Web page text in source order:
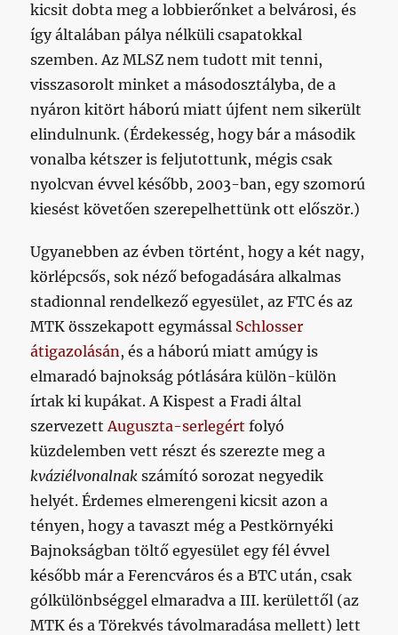
kicsit dobta meg a lobbierőnket a belvárosi, és
így általában pálya nélküli csapatokkal
szemben. Az MLSZ nem tudott mit tenni,
visszasorolt minket a másodosztályba, de a
nyáron kitört háború miatt újfent nem sikerült
elindulnunk. (Érdekesség, hogy bár a második
vonalba kétszer is feljutottunk, mégis csak
nyolcvan évvel később, 2003-ban, egy szomorú
kiesést követően szerepelhettünk ott először.)
Ugyanebben az évben történt, hogy a két nagy,
körlépcsős, sok néző befogadására alkalmas
stadionnal rendelkező egyesület, az FTC és az
MTK összekapott egymással Schlosser
átigazolásán , és a háború miatt amúgy is
elmaradó bajnokság pótlására külön-külön
írtak ki kupákat. A Kispest a Fradi által
szervezett Auguszta-serlegért folyó
küzdelemben vett részt és szerezte meg a
kváziélvonalnak számító sorozat negyedik
helyét. Érdemes elmerengeni kicsit azon a
tényen, hogy a tavaszt még a Pestkörnyéki
Bajnokságban töltő egyesület egy fél évvel
később már a Ferencváros és a BTC után, csak
gólkülönbséggel elmaradva a III. kerülettől (az
MTK és a Törekvés távolmaradása mellett) lett